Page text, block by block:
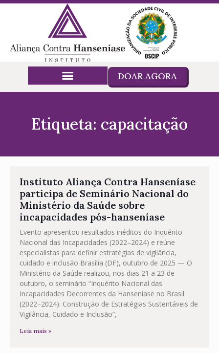
DOAR AGORA
Etiqueta: capacitação
Instituto Aliança Contra Hanseníase
participa de Seminário Nacional do
Ministério da Saúde sobre
incapacidades pós-hanseníase
Evento apresentou resultados inéditos do Inquérito
Nacional das Incapacidades (2022–2024) e reúne
especialistas para definir estratégias de vigilância,
cuidado e inclusão Brasília (DF), outubro de 2025 — O
Ministério da Saúde realizou, nos dias 21 a 23 de
outubro, o seminário “Inquérito Nacional das
Incapacidades Decorrentes da Hanseníase no Brasil
(2022–2024): Construção de Estratégias Sustentáveis de
Vigilância, Cuidado e Inclusão”,
Leia mais »